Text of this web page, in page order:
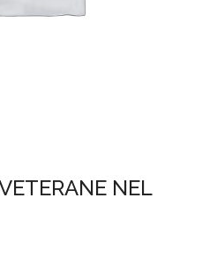
NEL